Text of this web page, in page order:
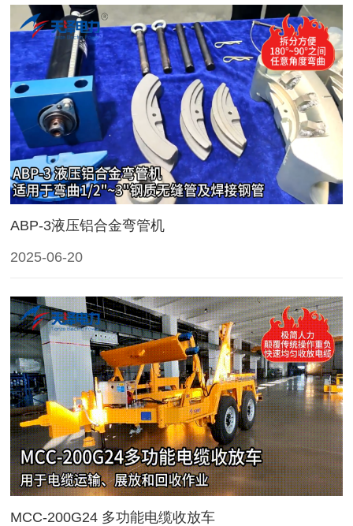
ABP-3液压铝合金弯管机
2025-06-20
MCC-200G24 多功能电缆收放车